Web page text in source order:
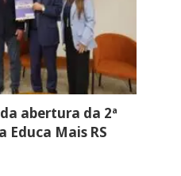
abertura da 2ª
Educa Mais RS